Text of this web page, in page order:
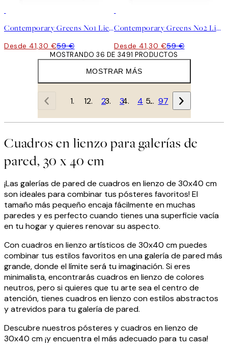
Contemporary Greens No1 Lienzo
Desde 41,30 €59 €
Contemporary Greens No2 Lienzo
Desde 41,30 €59 €
MOSTRAR MÁS
MOSTRANDO 36 DE 3491 PRODUCTOS
1 2 3 4 … 97
Cuadros en lienzo para galerías de
pared, 30 x 40 cm
¡Las galerías de pared de cuadros en lienzo de 30x40 cm
son ideales para combinar tus pósteres favoritos! El
tamaño más pequeño encaja fácilmente en muchas
paredes y es perfecto cuando tienes una superficie vacía
en tu hogar y quieres renovar su aspecto.
Con cuadros en lienzo artísticos de 30x40 cm puedes
combinar tus estilos favoritos en una galería de pared más
grande, donde el límite será tu imaginación. Si eres
minimalista, encontrarás cuadros en lienzo de colores
neutros, pero si quieres que tu arte sea el centro de
atención, tienes cuadros en lienzo con estilos abstractos
y atrevidos para tu galería de pared.
Descubre nuestros pósteres y cuadros en lienzo de
30x40 cm ¡y encuentra el más adecuado para tu casa!